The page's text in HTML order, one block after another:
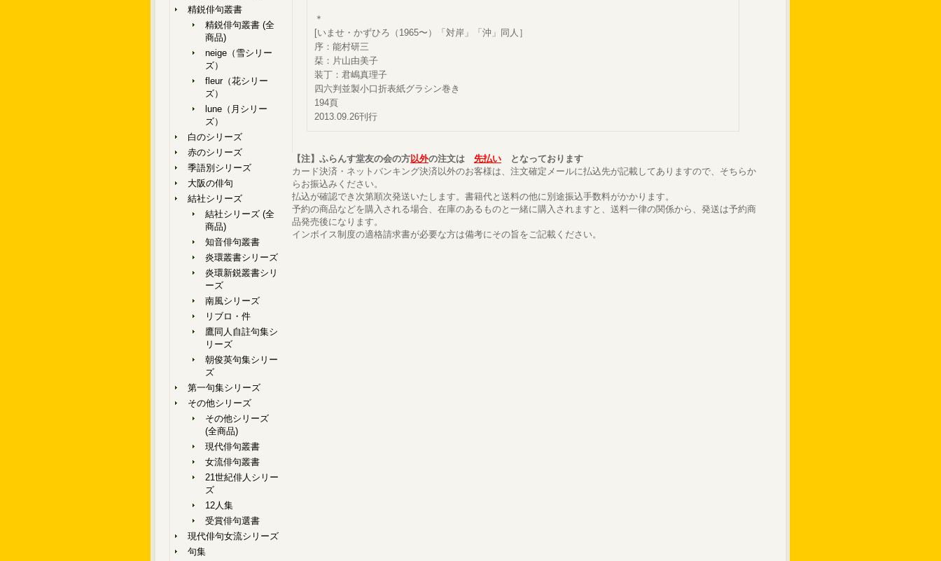
精鋭俳句叢書
精鋭俳句叢書 (全
商品)
neige（雪シリー
ズ）
fleur（花シリー
ズ）
lune（月シリー
ズ）
白のシリーズ
赤のシリーズ
季語別シリーズ
大阪の俳句
結社シリーズ
結社シリーズ (全
商品)
知音俳句叢書
炎環叢書シリーズ
炎環新鋭叢書シリ
ーズ
南風シリーズ
リブロ・件
鷹同人自註句集シ
リーズ
朝俊英句集シリー
ズ
第一句集シリーズ
その他シリーズ
その他シリーズ
(全商品)
現代俳句叢書
女流俳句叢書
21世紀俳人シリー
ズ
12人集
受賞俳句選書
現代俳句女流シリーズ
句集
＊
[いませ・かずひろ（1965〜）「対岸」「沖」同人］
序：能村研三
栞：片山由美子
装丁：君嶋真理子
四六判並製小口折表紙グラシン巻き
194頁
2013.09.26刊行
【注】ふらんす堂友の会の方以外の注文は 先払い となっております
カード決済・ネットバンキング決済以外のお客様は、注文確定メールに払込先が記載してありますので、そちらか
らお振込みください。
払込が確認でき次第順次発送いたします。書籍代と送料の他に別途振込手数料がかかります。
予約の商品などを購入される場合、在庫のあるものと一緒に購入されますと、送料一律の関係から、発送は予約商
品発売後になります。
インボイス制度の適格請求書が必要な方は備考にその旨をご記載ください。